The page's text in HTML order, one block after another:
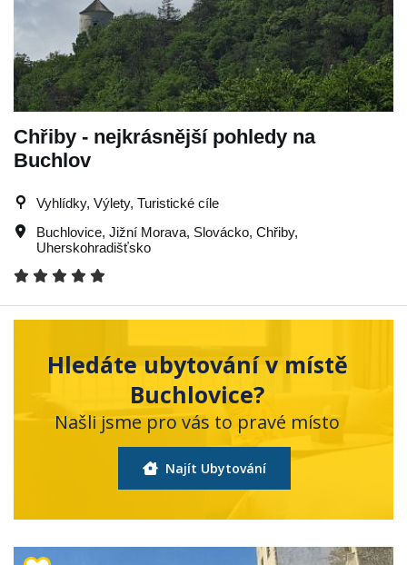
Chřiby - nejkrásnější pohledy na
Buchlov
Vyhlídky, Výlety, Turistické cíle
Buchlovice, Jižní Morava, Slovácko, Chřiby,
Uherskohradišťsko
Hledáte ubytování v místě
Buchlovice?
Našli jsme pro vás to pravé místo
Najít Ubytování